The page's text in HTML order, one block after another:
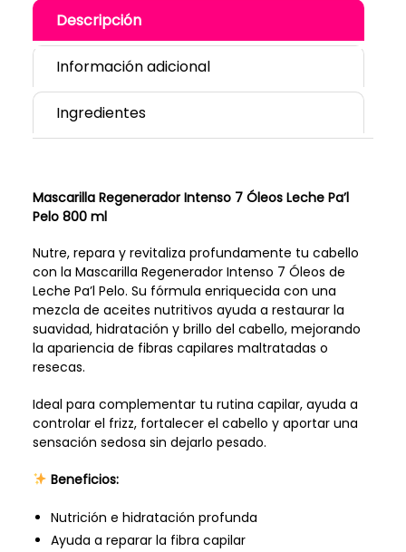
Descripción
Información adicional
Ingredientes
Mascarilla Regenerador Intenso 7 Óleos Leche Pa’l
Pelo 800 ml
Nutre, repara y revitaliza profundamente tu cabello
con la Mascarilla Regenerador Intenso 7 Óleos de
Leche Pa’l Pelo. Su fórmula enriquecida con una
mezcla de aceites nutritivos ayuda a restaurar la
suavidad, hidratación y brillo del cabello, mejorando
la apariencia de fibras capilares maltratadas o
resecas.
Ideal para complementar tu rutina capilar, ayuda a
controlar el frizz, fortalecer el cabello y aportar una
sensación sedosa sin dejarlo pesado.
Beneficios:
Nutrición e hidratación profunda
Ayuda a reparar la fibra capilar